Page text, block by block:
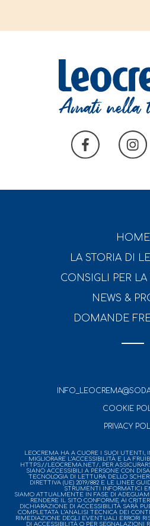
HOME
LA STORIA DI
CONSIGLI PER
NEWS &
DOMANDE
COOKIE
PRIVACY
LEOCREMA HA A CUORE I SUOI UTENTI,
MIGLIORARE L’ACCESSIBILITÀ E LA
HTTPS://LEOCREMA.NET/, PER
SIANO ACCESSIBILI A PERSONE CON
TECNOLOGIA DI LETTURA DELLO
DIRETTIVA (UE) 2019/882 E LE LINEE
STRUMENTI INFORMATICI
SIAMO ATTUALMENTE IN FASE DI
RENDERE IL SITO CONFORME AI
DICHIARAZIONE DI ACCESSIBILITÀ SARÀ
COMPLETATA L’ANALISI TECNICA DEI
RIMEDIAZIONE DEGLI EVENTUALI ERRORI
DI ACCESSIBILITÀ O PER SEGNALAZIONI